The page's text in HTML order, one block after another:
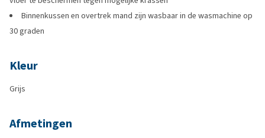
Binnenkussen en overtrek mand zijn wasbaar in de wasmachine op
30 graden
Kleur
Grijs
Afmetingen